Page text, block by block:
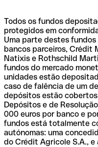
Todos os fundos
protegidos em
Uma parte destes
bancos parceiros, Crédit
Natixis e Rothschild
fundos do mercado
unidades estão
caso de falência de um
depósitos estão
Depósitos e de
000 euros por banco e
fundos está totalmente
autónomas: uma
do Crédit Agricole S.A., e